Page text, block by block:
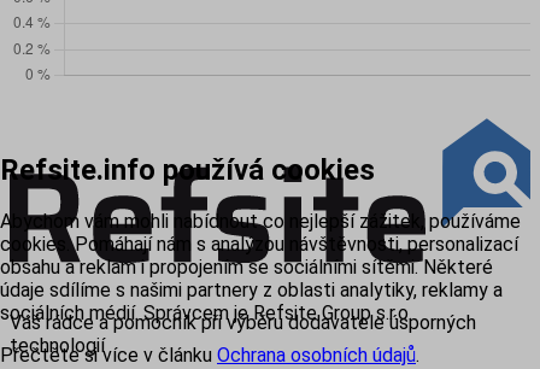
Váš rádce a pomocník při výběru dodavatele úsporných
technologií
Refsite.info používá cookies
Abychom vám mohli nabídnout co nejlepší zážitek, používáme
cookies. Pomáhají nám s analýzou návštěvnosti, personalizací
obsahu a reklam i propojením se sociálními sítěmi. Některé
údaje sdílíme s našimi partnery z oblasti analytiky, reklamy a
sociálních médií. Správcem je Refsite Group s.r.o.
Přečtěte si více v článku Ochrana osobních údajů.